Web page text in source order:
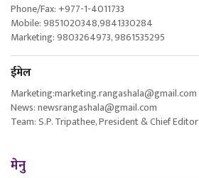
Phone/Fax: +977-1-4011733
Mobile: 9851020348,9841330284
Marketing: 9803264973, 9861535295
ईमेल
Marketing:marketing.rangashala@gmail.com
News: newsrangashala@gmail.com
Team: S.P. Tripathee, President & Chief Editor
मेनु